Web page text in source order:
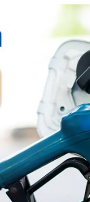
ารใช้ข้อมูล
กรรมอื่นๆ
ลส่วนบุคคล
ก่อนการ
สงค์ในการ
มวลผล
ห้ความ
ยความ
ทราบว่า
ว้นแต่ใน
หว่าง
ที่ข้าพเจ้า
มรับว่า การ
าอาจได้รับ
สามารถเข้า
พเจ้าทราบ
การประมวล
ก่อนการถอน
ห้ความ
อมของ